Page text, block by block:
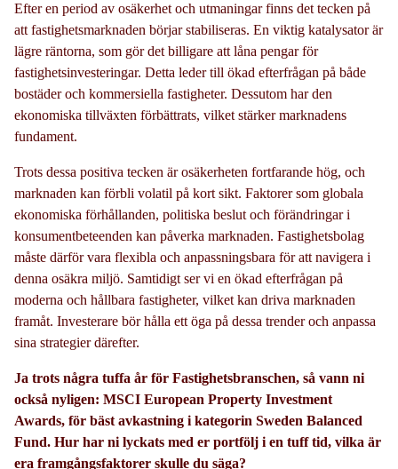
Efter en period av osäkerhet och utmaningar finns det tecken på
att fastighetsmarknaden börjar stabiliseras. En viktig katalysator är
lägre räntorna, som gör det billigare att låna pengar för
fastighetsinvesteringar. Detta leder till ökad efterfrågan på både
bostäder och kommersiella fastigheter. Dessutom har den
ekonomiska tillväxten förbättrats, vilket stärker marknadens
fundament.
Trots dessa positiva tecken är osäkerheten fortfarande hög, och
marknaden kan förbli volatil på kort sikt. Faktorer som globala
ekonomiska förhållanden, politiska beslut och förändringar i
konsumentbeteenden kan påverka marknaden. Fastighetsbolag
måste därför vara flexibla och anpassningsbara för att navigera i
denna osäkra miljö. Samtidigt ser vi en ökad efterfrågan på
moderna och hållbara fastigheter, vilket kan driva marknaden
framåt. Investerare bör hålla ett öga på dessa trender och anpassa
sina strategier därefter.
Ja trots några tuffa år för Fastighetsbranschen, så vann ni
också nyligen: MSCI European Property Investment
Awards, för bäst avkastning i kategorin Sweden Balanced
Fund. Hur har ni lyckats med er portfölj i en tuff tid, vilka är
era framgångsfaktorer skulle du säga?